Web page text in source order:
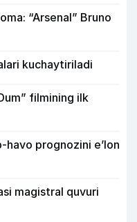
“Arsenal” Bruno
kuchaytiriladi
filmining ilk
havo prognozini e’lon
magistral quvuri